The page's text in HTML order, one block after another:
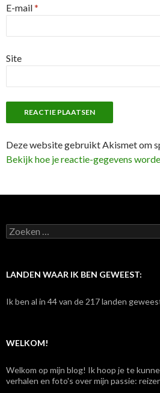
E-mail*
Site
Deze website gebruikt Akismet om
Bekijk hoe je reactie-gegevens
Z
o
e
a
LANDEN WAAR IK BEN GEWEEST:
Ik ben al in 44 van de 217 landen
WELKOM!
Welkom op mijn blog! Ik hoop je te
verhalen en foto's over mijn passie: